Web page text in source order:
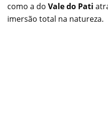
como a do Vale do Pati
imersão total na natureza.